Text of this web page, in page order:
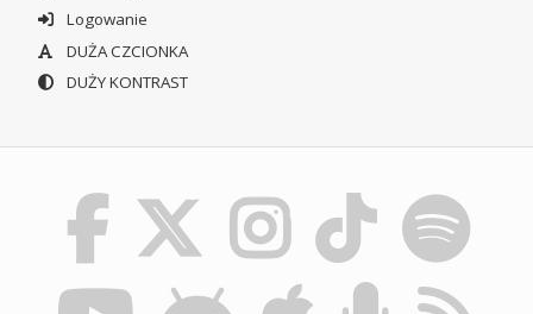
Logowanie
DUŻA CZCIONKA
DUŻY KONTRAST